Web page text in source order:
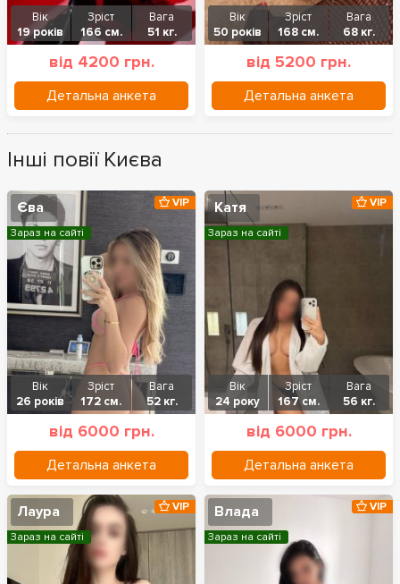
Вік
19 років
Зріст
166 см.
Вага
51 кг.
від 4200 грн.
Детальна анкета
Вік
50 років
Зріст
168 см.
Вага
68 кг.
від 5200 грн.
Детальна анкета
Інші повії Києва
Єва
Вік
26 років
Зріст
172 см.
Вага
52 кг.
від 6000 грн.
Детальна анкета
VIP
Зараз на сайті
Катя
Вік
24 року
Зріст
167 см.
Вага
56 кг.
від 6000 грн.
Детальна анкета
VIP
Зараз на сайті
Лаура VIP
Зараз на сайті
Влада VIP
Зараз на сайті